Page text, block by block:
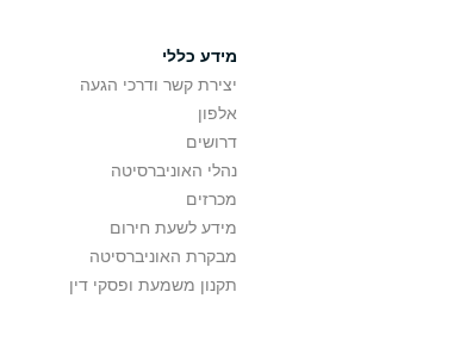
מידע כללי
יצירת קשר ודרכי הגעה
אלפון
דרושים
נהלי האוניברסיטה
מכרזים
מידע לשעת חירום
מבקרת האוניברסיטה
תקנון משמעת ופסקי דין